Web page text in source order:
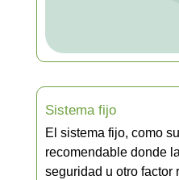
Sistema fijo
El sistema fijo, como
recomendable donde
seguridad u otro factor